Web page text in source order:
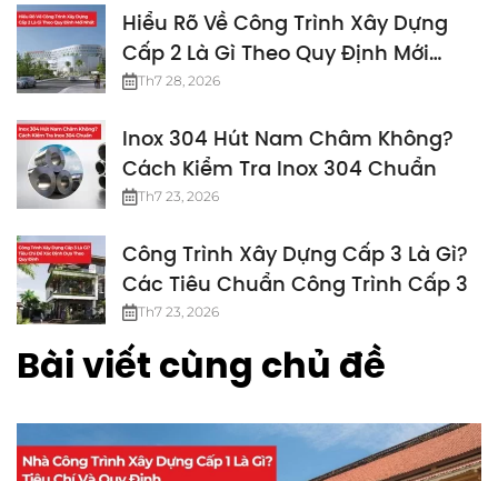
Hiểu Rõ Về Công Trình Xây Dựng
Cấp 2 Là Gì Theo Quy Định Mới
Nhất
Th7 28, 2026
Inox 304 Hút Nam Châm Không?
Cách Kiểm Tra Inox 304 Chuẩn
Th7 23, 2026
Công Trình Xây Dựng Cấp 3 Là Gì?
Các Tiêu Chuẩn Công Trình Cấp 3
Th7 23, 2026
Bài viết cùng chủ đề